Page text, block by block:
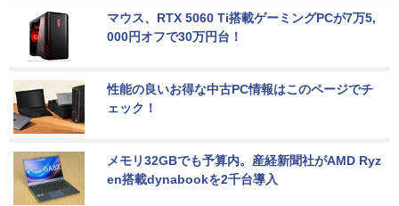
マウス、RTX 5060 Ti搭載ゲーミングPCが7万5,
000円オフで30万円台！
性能の良いお得な中古PC情報はこのページでチ
ェック！
メモリ32GBでも予算内。産経新聞社がAMD Ryz
en搭載dynabookを2千台導入